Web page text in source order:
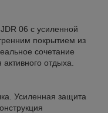
06 с усиленной
покрытием из
сочетание
отдыха.
Усиленная защита